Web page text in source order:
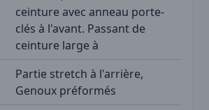
ceinture avec anneau porte-
clés à l'avant. Passant de
ceinture large à
Partie stretch à l'arrière,
Genoux préformés